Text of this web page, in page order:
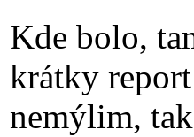
Kde bolo,
krátky
nemýlim,